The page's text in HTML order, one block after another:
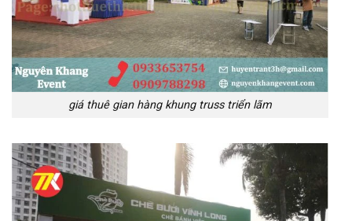
giá thuê gian hàng khung truss triển lãm